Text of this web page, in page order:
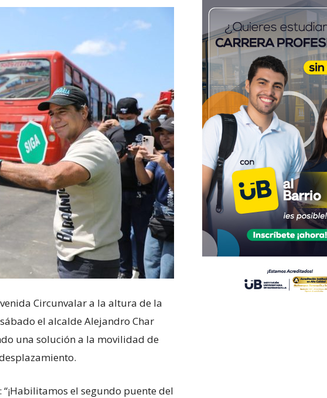
Circunvalar a la altura de la
el alcalde Alejandro Char
una solución a la movilidad de
el segundo puente del